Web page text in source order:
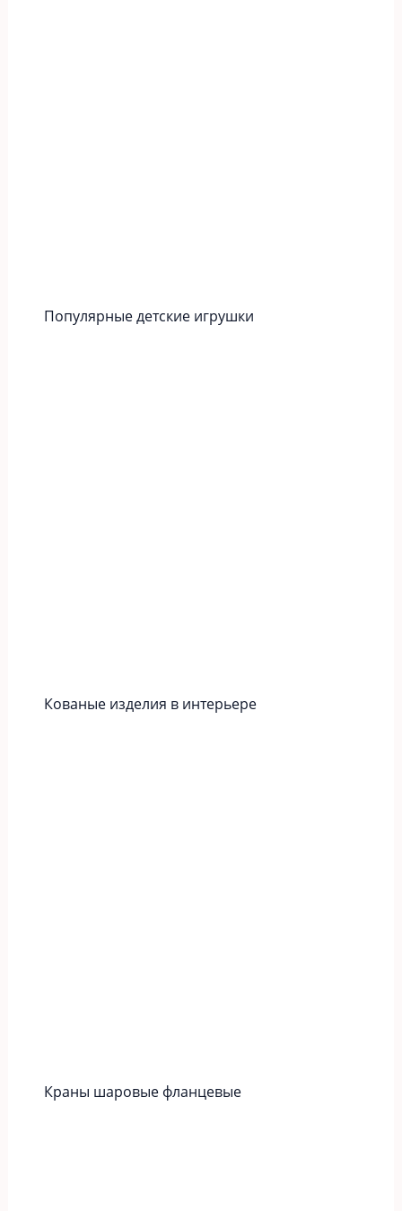
Популярные детские игрушки
Кованые изделия в интерьере
Краны шаровые фланцевые